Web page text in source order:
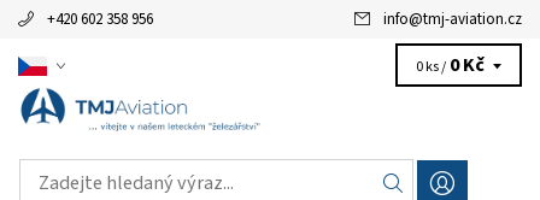
+420 602 358 956 info@tmj-aviation.cz
0 ks / 0 Kč